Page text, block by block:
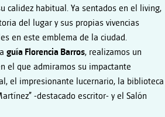
calidez habitual. Ya sentados en el living,
del lugar y sus propias vivencias
en este emblema de la ciudad.
guía Florencia Barros, realizamos un
el que admiramos su impactante
el impresionante lucernario, la biblioteca
-destacado escritor- y el Salón